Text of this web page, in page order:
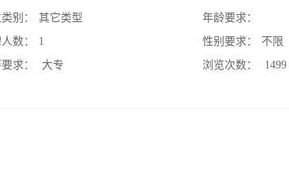
别：
其它类型
数：
1
求：
大专
年龄要求：
性别要求：
不限
浏览次数：
1499